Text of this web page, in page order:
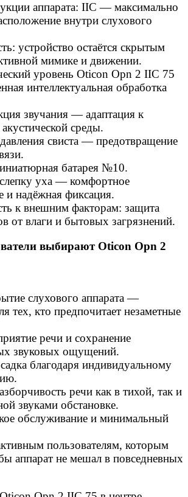
аппарата: IIC — максимально
внутри слухового
устройство остаётся скрытым
мимике и движении.
уровень Oticon Opn 2 IIC 75
интеллектуальная обработка
звучания — адаптация к
среды.
свиста — предотвращение
батарея №10.
уха — комфортное
и надёжная фиксация.
к внешним факторам: защита
от влаги и бытовых загрязнений.
выбирают Oticon Opn 2
слухового аппарата —
тех, кто предпочитает незаметные
речи и сохранение
звуковых ощущений.
благодаря индивидуальному
речи как в тихой, так и
звуками обстановке.
обслуживание и минимальный
пользователям, которым
аппарат не мешал в повседневных